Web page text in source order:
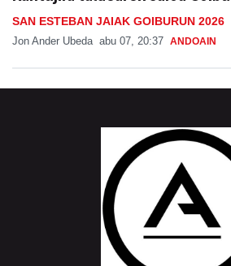
SAN ESTEBAN JAIAK GOIBURUN 2026
Jon Ander Ubeda abu 07, 20:37 ANDOAIN